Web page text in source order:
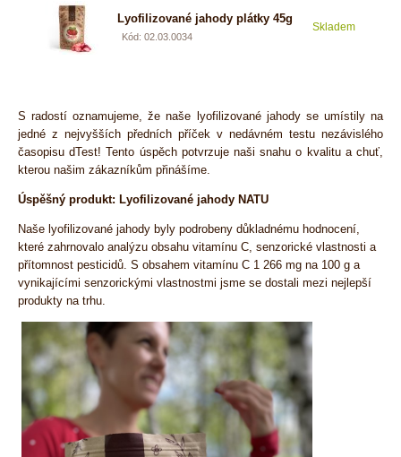
Lyofilizované jahody plátky 45g
Kód: 02.03.0034
Skladem
S radostí oznamujeme, že naše lyofilizované jahody se umístily na
jedné z nejvyšších předních příček v nedávném testu nezávislého
časopisu dTest! Tento úspěch potvrzuje naši snahu o kvalitu a chuť,
kterou našim zákazníkům přinášíme.
Úspěšný produkt: Lyofilizované jahody NATU
Naše lyofilizované jahody byly podrobeny důkladnému hodnocení,
které zahrnovalo analýzu obsahu vitamínu C, senzorické vlastnosti a
přítomnost pesticidů. S obsahem vitamínu C 1 266 mg na 100 g a
vynikajícími senzorickými vlastnostmi jsme se dostali mezi nejlepší
produkty na trhu.